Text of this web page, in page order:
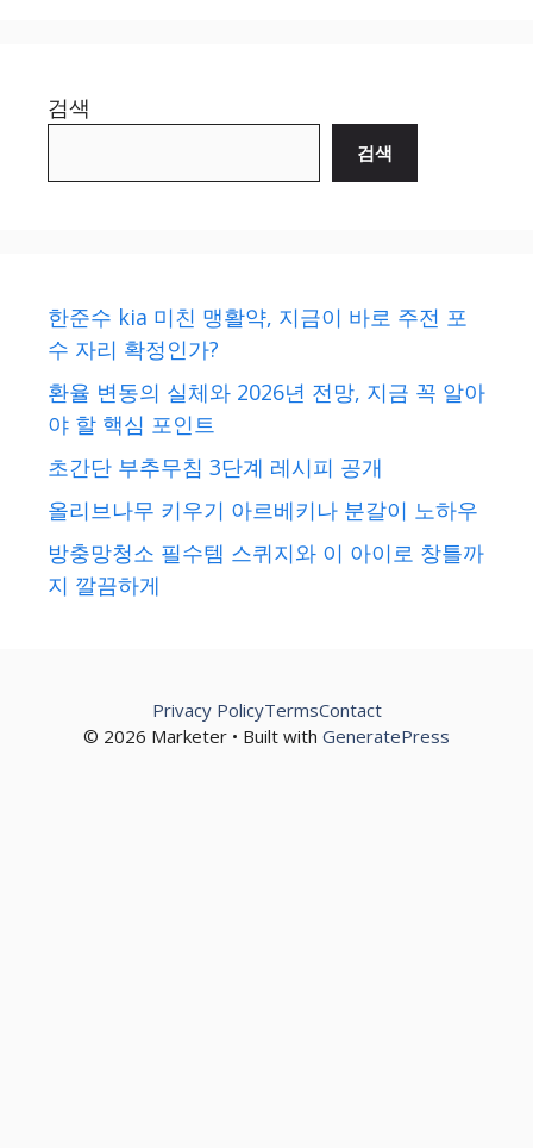
검색
검색
한준수 kia 미친 맹활약, 지금이 바로 주전 포
수 자리 확정인가?
환율 변동의 실체와 2026년 전망, 지금 꼭 알아
야 할 핵심 포인트
초간단 부추무침 3단계 레시피 공개
올리브나무 키우기 아르베키나 분갈이 노하우
방충망청소 필수템 스퀴지와 이 아이로 창틀까
지 깔끔하게
© 2026 Marketer • Built with GeneratePress
Privacy PolicyTermsContact